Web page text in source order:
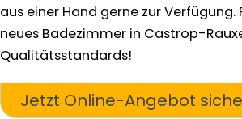
aus einer Hand gerne zur Verfügung.
neues Badezimmer in Castrop-
Qualitätsstandards!
Jetzt Online-Angebot